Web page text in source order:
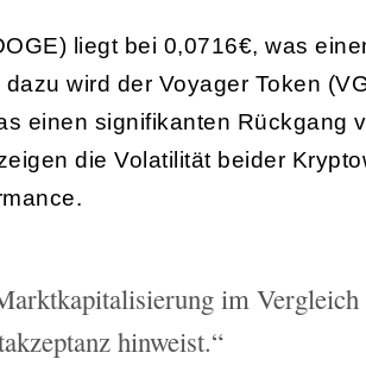
liegt bei 0,0716€, was
wird der Voyager Token
einen signifikanten Rückgang
die Volatilität beider
im Vergleich
hinweist.“